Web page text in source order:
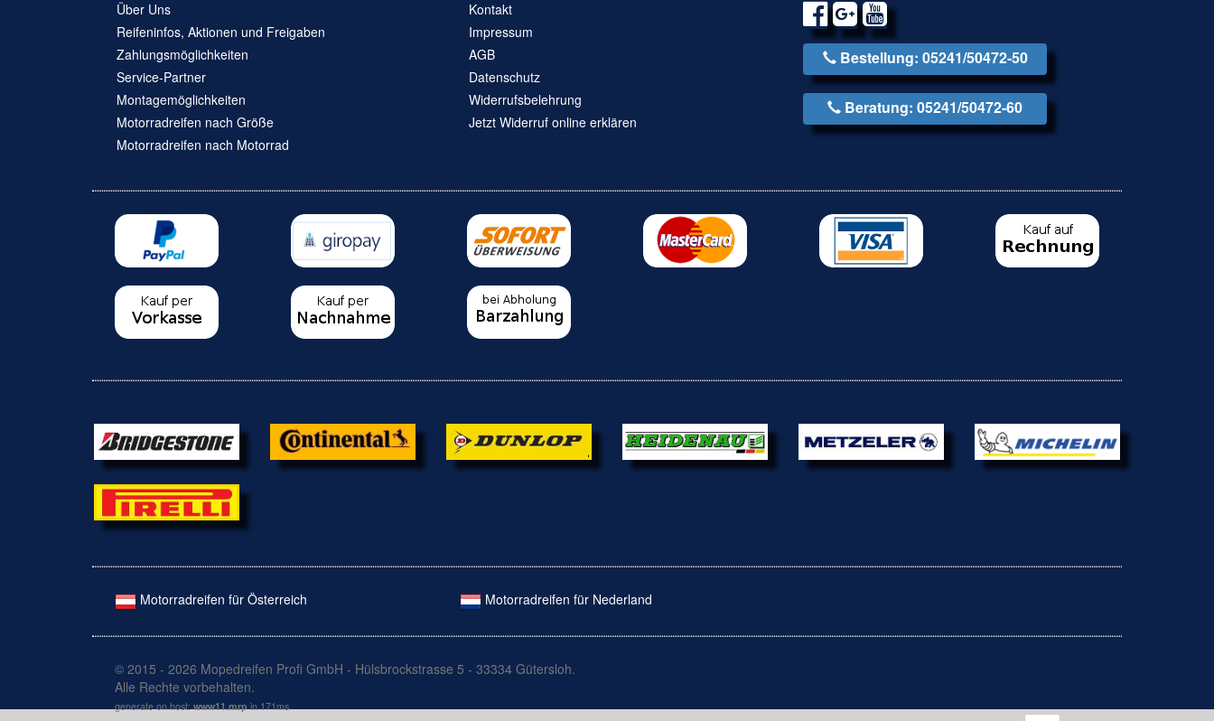
Über Uns
Reifeninfos, Aktionen und Freigaben
Zahlungsmöglichkeiten
Service-Partner
Montagemöglichkeiten
Motorradreifen nach Größe
Motorradreifen nach Motorrad
Kontakt
Impressum
AGB
Datenschutz
Widerrufsbelehrung
Jetzt Widerruf online erklären
Bestellung: 05241/50472-50
Beratung: 05241/50472-60
Motorradreifen für Österreich Motorradreifen für Nederland
© 2015 - 2026 Mopedreifen Profi GmbH - Hülsbrockstrasse 5 - 33334 Gütersloh.
Alle Rechte vorbehalten.
generate on host: www11.mrp in 171ms